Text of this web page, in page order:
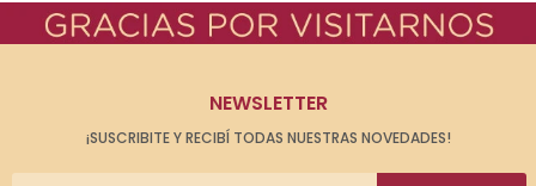
NEWSLETTER
¡SUSCRIBITE Y RECIBÍ TODAS NUESTRAS NOVEDADES!